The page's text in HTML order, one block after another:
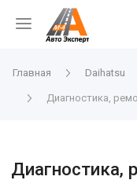
Главная Daihatsu
Диагностика,
Диагностика,